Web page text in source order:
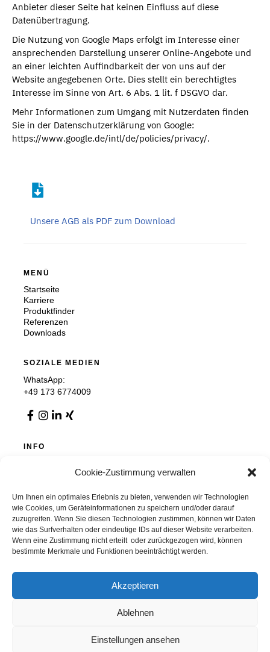
Cookie-Zustimmung verwalten
Um Ihnen ein optimales Erlebnis zu bieten, verwenden wir Technologien
wie Cookies, um Geräteinformationen zu speichern und/oder darauf
zuzugreifen. Wenn Sie diesen Technologien zustimmen, können wir Daten
wie das Surfverhalten oder eindeutige IDs auf dieser Website verarbeiten.
Wenn eine Zustimmung nicht erteilt oder zurückgezogen wird, können
bestimmte Merkmale und Funktionen beeinträchtigt werden.
Akzeptieren
Ablehnen
Einstellungen ansehen
Anbieter dieser Seite hat keinen Einfluss auf diese
Datenübertragung.
Die Nutzung von Google Maps erfolgt im Interesse einer
ansprechenden Darstellung unserer Online-Angebote und
an einer leichten Auffindbarkeit der von uns auf der
Website angegebenen Orte. Dies stellt ein berechtigtes
Interesse im Sinne von Art. 6 Abs. 1 lit. f DSGVO dar.
Mehr Informationen zum Umgang mit Nutzerdaten finden
Sie in der Datenschutzerklärung von Google:
https://www.google.de/intl/de/policies/privacy/.
Unsere AGB als PDF zum Download
MENÜ
Startseite
Karriere
Produktfinder
Referenzen
Downloads
SOZIALE MEDIEN
WhatsApp:
+49 173 6774009
INFO
Cookie-Richtlinie (EU)
Chemnitzer Trennwände GmbH & Co. KG
Auer Straße 36, 09366 Stollberg, Deutschland
© 2026 – Chemnitzer Trennwände GmbH & Co. KG